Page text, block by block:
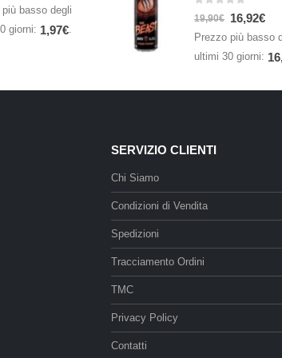
più basso degli
giorni: 1,97€.
19,90€ 16,92€
Prezzo più basso
ultimi 30 giorni:
SERVIZIO CLIENTI
Chi Siamo
Condizioni di Vendita
Spedizioni
Tracciamento Ordini
TMC
Privacy Policy
Contatti